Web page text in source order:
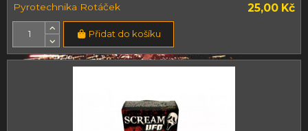
Pyrotechnika Rotáček 25,00 Kč
Přidat do košíku